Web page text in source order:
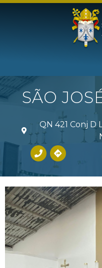
SÃO
QN 421 Conj D